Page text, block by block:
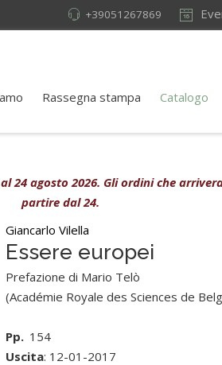
+39051267869
Rassegna stampa Catalogo
24 agosto 2026. Gli ordini che
partire dal 24.
Giancarlo Vilella
Essere europei
Prefazione di Mario Telò
(Académie Royale des Sciences de
Pp. 154
Uscita: 12-01-2017